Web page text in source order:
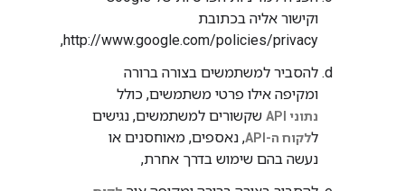
וקישור אליה בכתובת
http://www.google.com/policies/privacy,
להסביר למשתמשים בצורה ברורה
ומקיפה אילו פרטי משתמשים, כולל
נתוני API
שקשורים למשתמשים, נגישים
ללקוח ה-API
, נאספים, מאוחסנים או
נעשה בהם שימוש בדרך אחרת,